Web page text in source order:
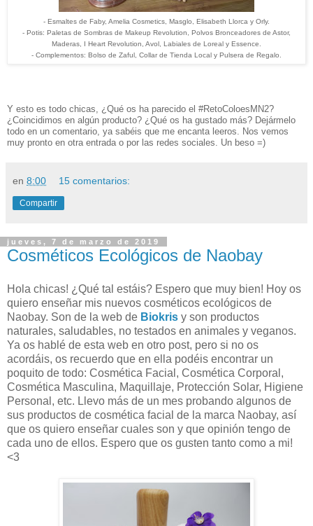
- Esmaltes de Faby, Amelia Cosmetics, Masglo, Elisabeth Llorca y Orly.
- Potis: Paletas de Sombras de Makeup Revolution, Polvos Bronceadores de Astor,
Maderas, I Heart Revolution, Avol, Labiales de Loreal y Essence.
- Complementos: Bolso de Zaful, Collar de Tienda Local y Pulsera de Regalo.
Y esto es todo chicas, ¿Qué os ha parecido el #RetoColoesMN2?
¿Coincidimos en algún producto? ¿Qué os ha gustado más? Dejármelo
todo en un comentario, ya sabéis que me encanta leeros. Nos vemos
muy pronto en otra entrada o por las redes sociales. Un beso =)
en 8:00 15 comentarios:
Compartir
jueves, 7 de marzo de 2019
Cosméticos Ecológicos de Naobay
Hola chicas! ¿Qué tal estáis? Espero que muy bien! Hoy os
quiero enseñar mis nuevos cosméticos ecológicos de
Naobay. Son de la web de Biokris y son productos
naturales, saludables, no testados en animales y veganos.
Ya os hablé de esta web en otro post, pero si no os
acordáis, os recuerdo que en ella podéis encontrar un
poquito de todo: Cosmética Facial, Cosmética Corporal,
Cosmética Masculina, Maquillaje, Protección Solar, Higiene
Personal, etc. Llevo más de un mes probando algunos de
sus productos de cosmética facial de la marca Naobay, así
que os quiero enseñar cuales son y que opinión tengo de
cada uno de ellos. Espero que os gusten tanto como a mi!
<3